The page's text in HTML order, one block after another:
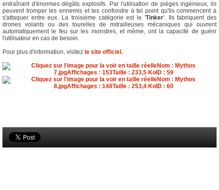
entraînant d'énormes dégâts explosifs. Par l'utilisation de pièges ingénieux, ils
peuvent tromper les ennemis et les confondre à tel point qu'ils commencent à
s'attaquer entre eux. La troisième catégorie est le 'Tinker'. Ils fabriquent des
drones volants ou des tourelles de mitrailleuses mécaniques qui ouvrent
automatiquement le feu sur les monstres, et même, ont la capacité de guérir
l'utilisateur en cas de besoin.
Pour plus d'information, visitez le site officiel .